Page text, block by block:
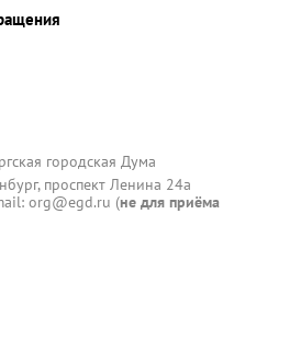
городская Дума
проспект Ленина 24а
org@egd.ru (не для приёма